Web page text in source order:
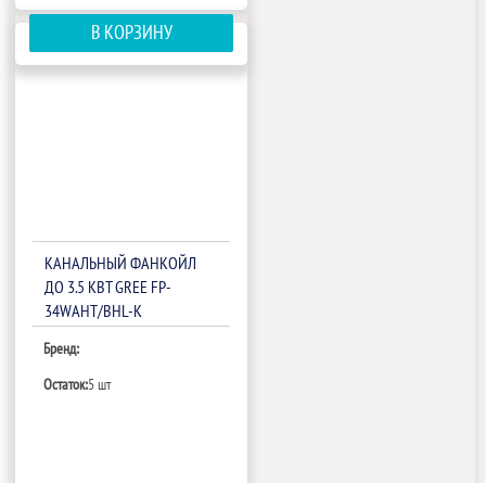
В КОРЗИНУ
КАНАЛЬНЫЙ ФАНКОЙЛ
ДО 3.5 КВТ GREE FP-
34WAHT/BHL-K
Бренд:
Остаток:5 шт